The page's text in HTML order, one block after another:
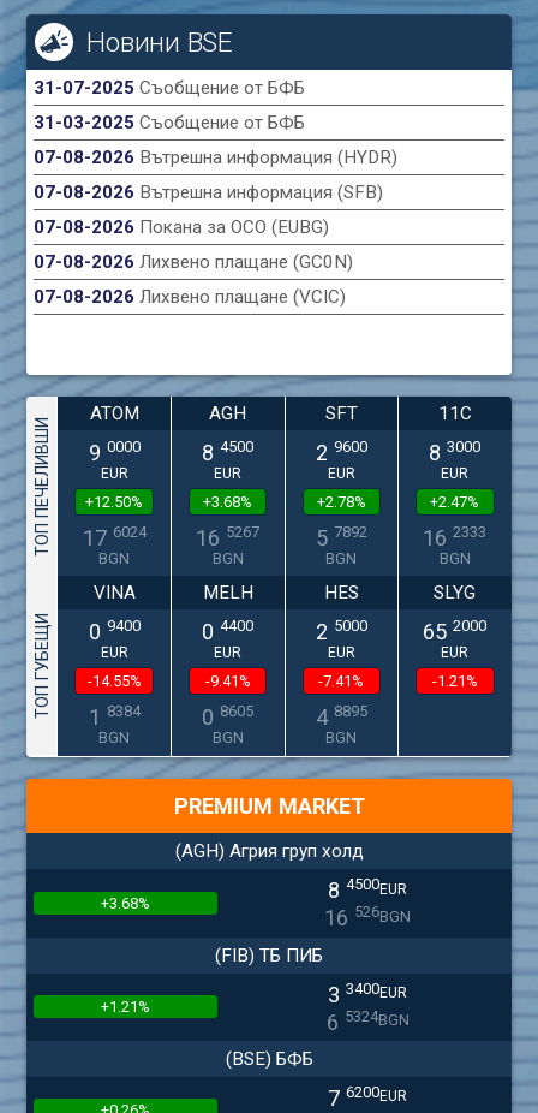
Новини BSE
31-07-2025Съобщение от БФБ
31-03-2025Съобщение от БФБ
07-08-2026 Вътрешна информация (HYDR)
07-08-2026 Вътрешна информация (SFB)
07-08-2026 Покана за ОСО (EUBG)
07-08-2026Лихвено плащане (GC0N)
07-08-2026Лихвено плащане (VCIC)
ТОП ПЕЧЕЛИВШИ
ATOM
9 0000
EUR
+12.50%
17 6024
BGN
AGH
8 4500
EUR
+3.68%
16 5267
BGN
SFT
2 9600
EUR
+2.78%
5 7892
BGN
11C
8 3000
EUR
+2.47%
16 2333
BGN
ТОП ГУБЕЩИ
VINA
0 9400
EUR
-14.55%
1 8384
BGN
MELH
0 4400
EUR
-9.41%
0 8605
BGN
HES
2 5000
EUR
-7.41%
4 8895
BGN
SLYG
65 2000
EUR
-1.21%
PREMIUM MARKET
(AGH) Агрия груп холд
+3.68% 8 4500EUR
16 526BGN
(FIB) ТБ ПИБ
+1.21% 3 3400EUR
6 5324BGN
(BSE) БФБ
7 6200EUR